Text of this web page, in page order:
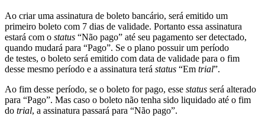
Ao criar uma assinatura de boleto bancário, será emitido um
primeiro boleto com 7 dias de validade. Portanto essa assinatura
estará com o status “Não pago” até seu pagamento ser detectado,
quando mudará para “Pago”. Se o plano possuir um período
de testes, o boleto será emitido com data de validade para o fim
desse mesmo período e a assinatura terá status “Em trial”.
Ao fim desse período, se o boleto for pago, esse status será alterado
para “Pago”. Mas caso o boleto não tenha sido liquidado até o fim
do trial, a assinatura passará para “Não pago”.